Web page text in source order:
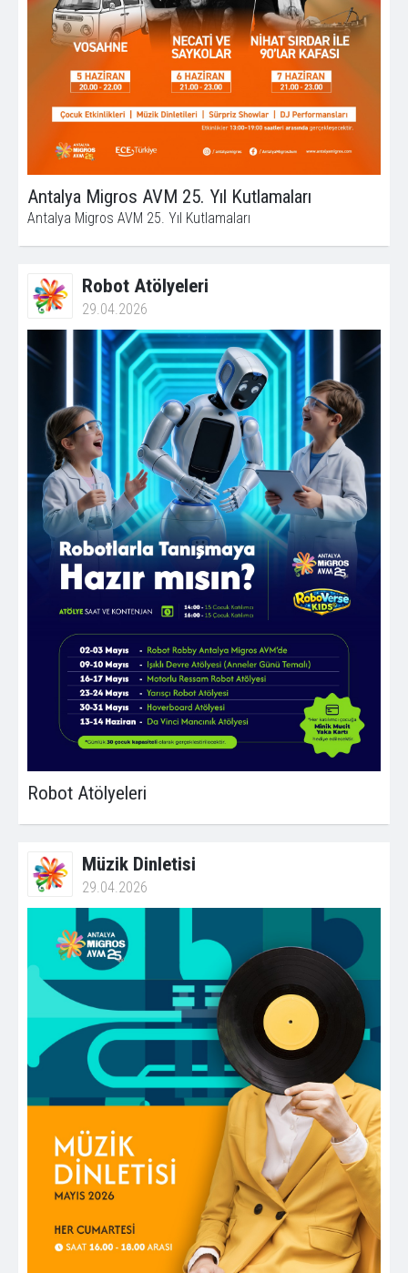
Antalya Migros AVM 25. Yıl Kutlamaları
Antalya Migros AVM 25. Yıl Kutlamaları
Robot Atölyeleri
29.04.2026
Robot Atölyeleri
Müzik Dinletisi
29.04.2026